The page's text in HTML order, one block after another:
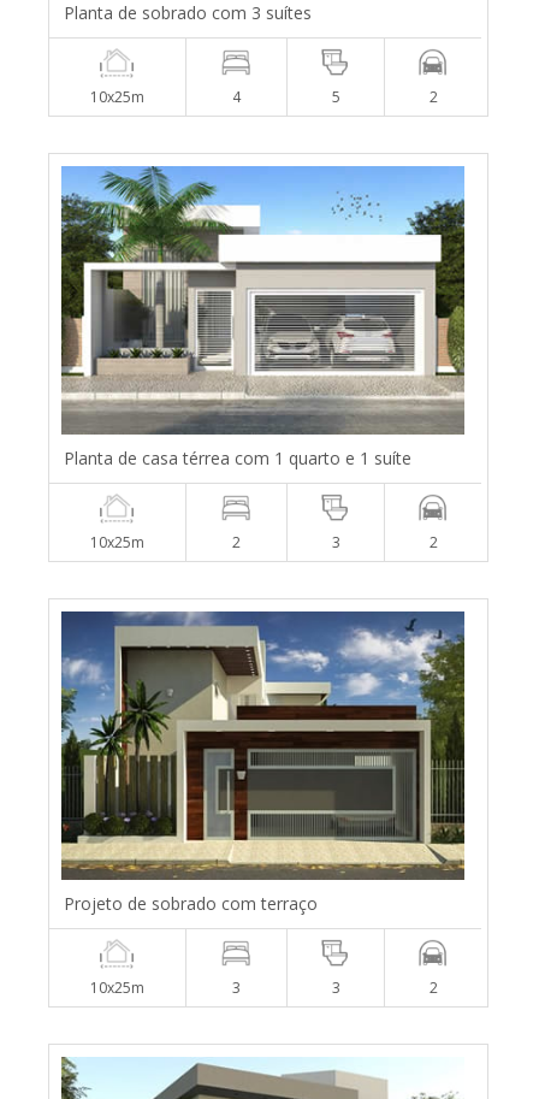
Planta de sobrado com 3 suítes
10x25m 4 5 2
Planta de casa térrea com 1 quarto e 1 suíte
10x25m 2 3 2
Projeto de sobrado com terraço
10x25m 3 3 2